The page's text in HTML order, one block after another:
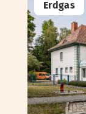
Erdgas